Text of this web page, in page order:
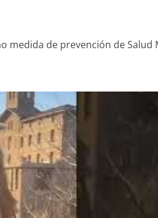
medida de prevención de Salud